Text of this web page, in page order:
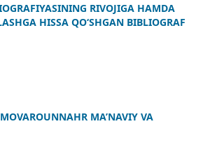
RIVOJIGA HAMDA
HISSA QO‘SHGAN BIBLIOGRAF
MA’NAVIY VA